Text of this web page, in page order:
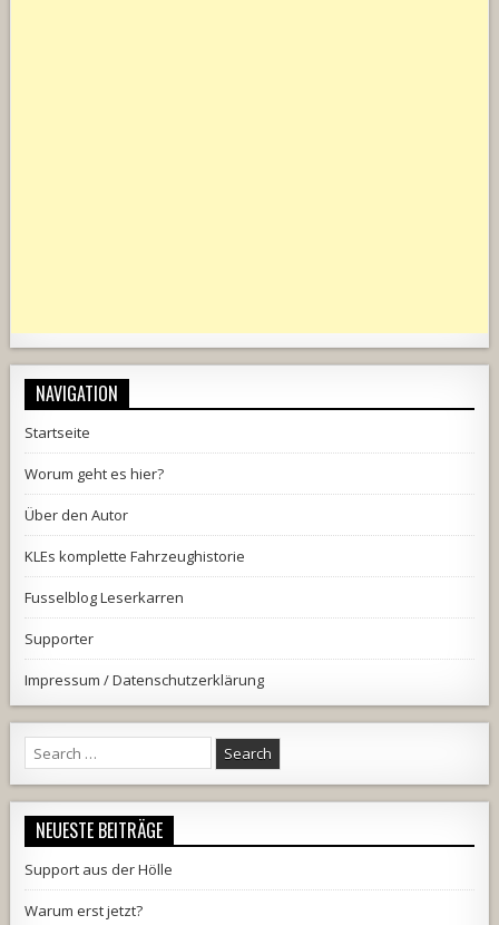
NAVIGATION
Startseite
Worum geht es hier?
Über den Autor
KLEs komplette Fahrzeughistorie
Fusselblog Leserkarren
Supporter
Impressum / Datenschutzerklärung
Search
for:
NEUESTE BEITRÄGE
Support aus der Hölle
Warum erst jetzt?